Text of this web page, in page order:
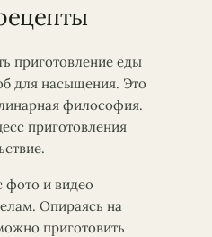
приготовление еды
для насыщения. Это
философия.
приготовления
фото и видео
Опираясь на
приготовить